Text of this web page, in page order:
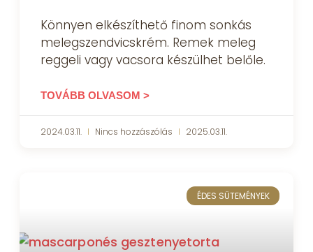
Könnyen elkészíthető finom sonkás
melegszendvicskrém. Remek meleg
reggeli vagy vacsora készülhet belőle.
TOVÁBB OLVASOM >
2024.03.11. Nincs hozzászólás 2025.03.11.
ÉDES SÜTEMÉNYEK